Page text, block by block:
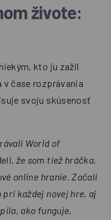
živote:
kto ju zažil
v čase rozprávania
svoju skúsenosť
World of
že som tiež hráčka,
online hranie. Začali
pri každej novej hre, aj
ako funguje,